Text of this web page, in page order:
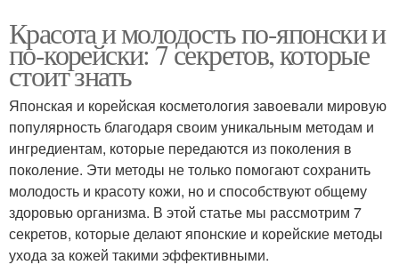
Красота и молодость по-японски и
по-корейски: 7 секретов, которые
стоит знать
Японская и корейская косметология завоевали мировую
популярность благодаря своим уникальным методам и
ингредиентам, которые передаются из поколения в
поколение. Эти методы не только помогают сохранить
молодость и красоту кожи, но и способствуют общему
здоровью организма. В этой статье мы рассмотрим 7
секретов, которые делают японские и корейские методы
ухода за кожей такими эффективными.